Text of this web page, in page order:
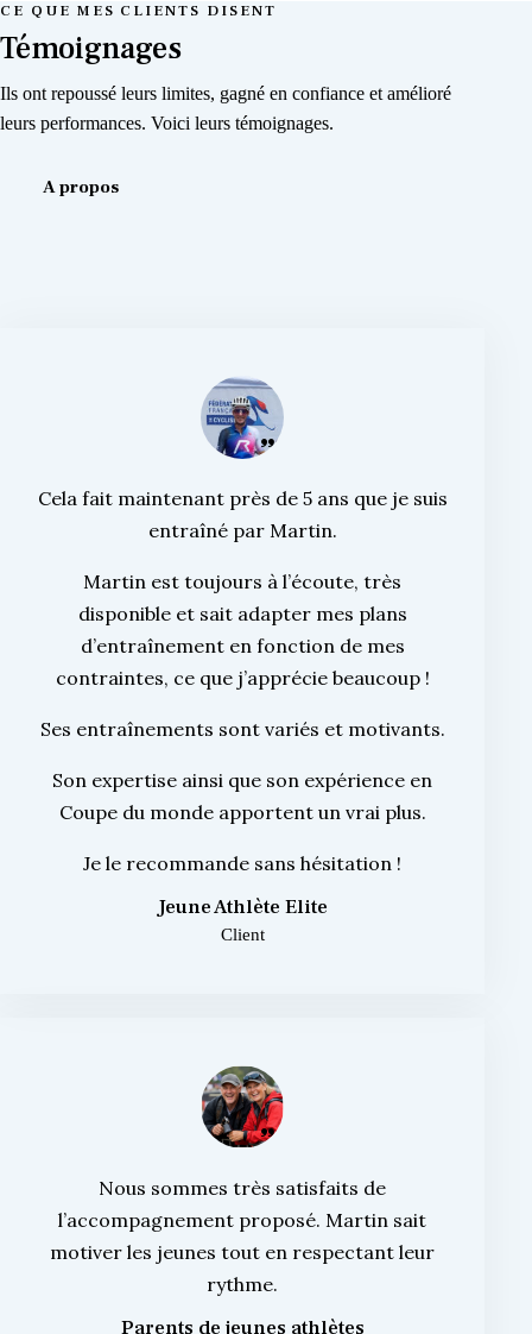
CE QUE MES CLIENTS DISENT
Témoignages
Ils ont repoussé leurs limites, gagné en confiance et amélioré
leurs performances. Voici leurs témoignages.
A propos
Cela fait maintenant près de 5 ans que je suis
entraîné par Martin.
Martin est toujours à l’écoute, très
disponible et sait adapter mes plans
d’entraînement en fonction de mes
contraintes, ce que j’apprécie beaucoup !
Ses entraînements sont variés et motivants.
Son expertise ainsi que son expérience en
Coupe du monde apportent un vrai plus.
Je le recommande sans hésitation !
Jeune Athlète Elite
Client
Nous sommes très satisfaits de
l’accompagnement proposé. Martin sait
motiver les jeunes tout en respectant leur
rythme.
Parents de jeunes athlètes